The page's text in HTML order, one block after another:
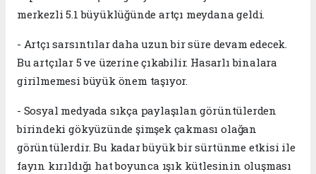
merkezli 5.1 büyüklüğünde artçı meydana geldi.
- Artçı sarsıntılar daha uzun bir süre devam edecek.
Bu artçılar 5 ve üzerine çıkabilir. Hasarlı binalara
girilmemesi büyük önem taşıyor.
- Sosyal medyada sıkça paylaşılan görüntülerden
birindeki gökyüzünde şimşek çakması olağan
görüntülerdir. Bu kadar büyük bir sürtünme etkisi ile
fayın kırıldığı hat boyunca ışık kütlesinin oluşması